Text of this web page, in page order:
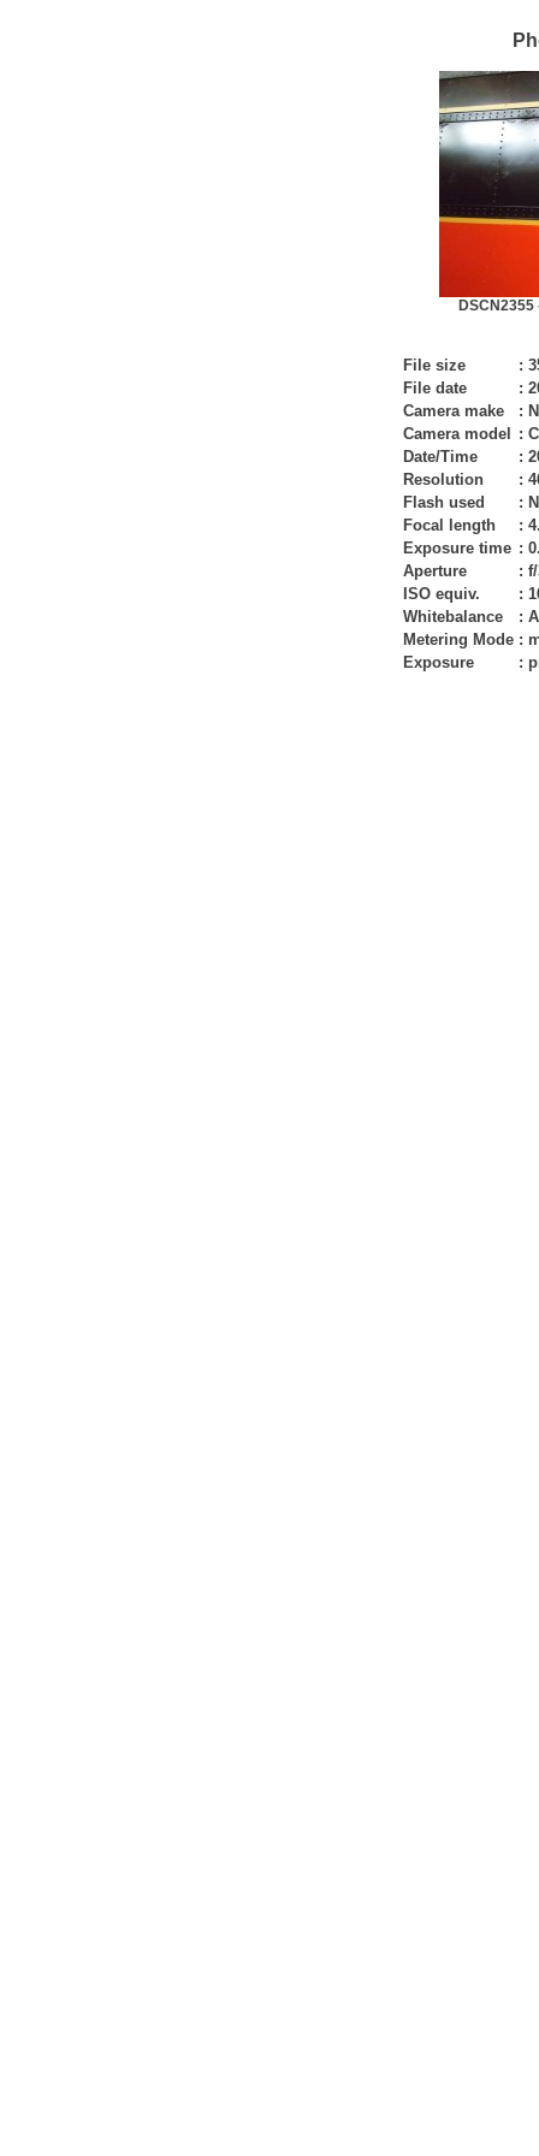
File size :
File date
:
Camera make
:
Camera model
:
Date/Time
:
Resolution
:
Flash used
:
Focal length
:
Exposure time :
Aperture
:
ISO equiv.
:
Whitebalance
:
Metering Mode :
Exposure
: